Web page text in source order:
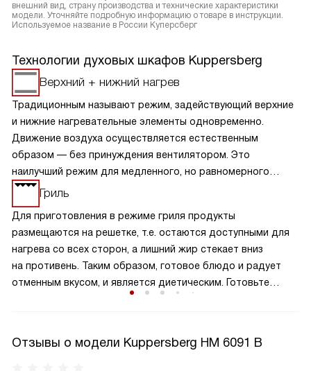
внешний вид, страну производства и технические характеристики
модели. Уточняйте подробную информацию о товаре в инструкции.
Используемое название в России Куперсберг
Технологии духовых шкафов Kuppersberg
Верхний + нижний нагрев
Традиционным называют режим, задействующий верхние
и нижние нагревательные элементы одновременно.
Движение воздуха осуществляется естественным
образом — без принуждения вентилятором. Это
наилучший режим для медленного, но равномерного
пропекания изделий теста, а также начиненных овощами
мяса, птицы и рыбы.
Гриль
Для приготовления в режиме гриля продукты
размещаются на решетке, т.е. остаются доступными для
нагрева со всех сторон, а лишний жир стекает вниз
на противень. Таким образом, готовое блюдо и радует
отменным вкусом, и является диетическим. Готовьте
Отзывы о модели Kuppersberg HM 6091 B